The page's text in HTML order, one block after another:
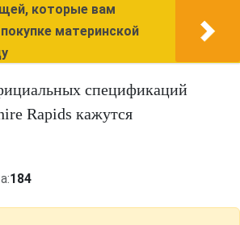
которые вам
материнской
спецификаций
Rapids кажутся
184